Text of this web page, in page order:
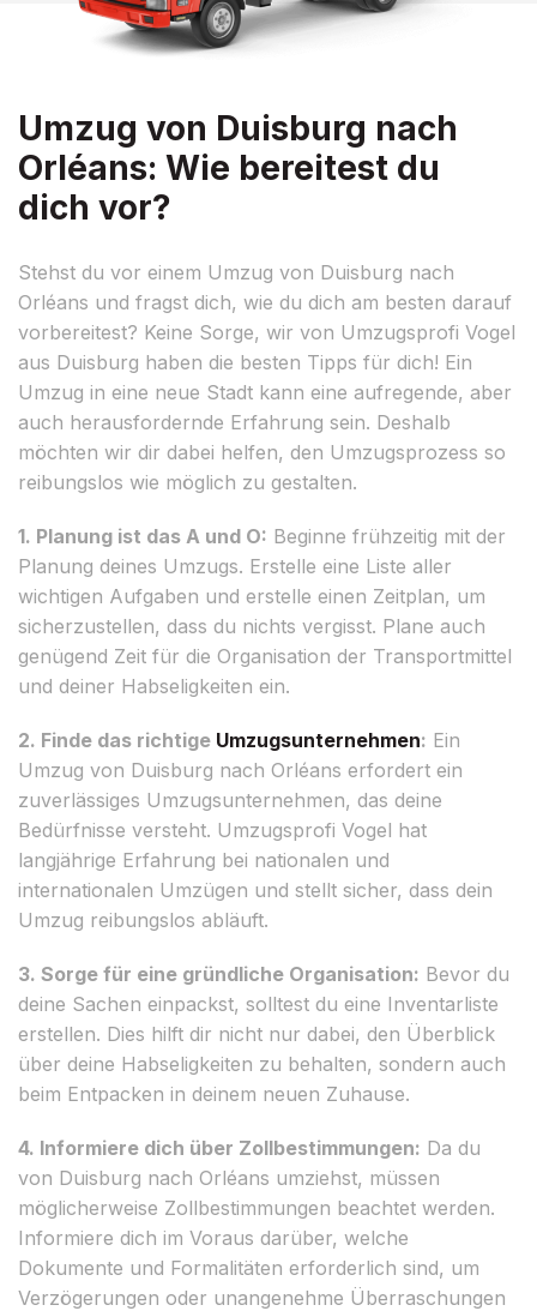
Umzug von Duisburg nach
Orléans: Wie bereitest du
dich vor?
Stehst du vor einem Umzug von Duisburg nach
Orléans und fragst dich, wie du dich am besten darauf
vorbereitest? Keine Sorge, wir von Umzugsprofi Vogel
aus Duisburg haben die besten Tipps für dich! Ein
Umzug in eine neue Stadt kann eine aufregende, aber
auch herausfordernde Erfahrung sein. Deshalb
möchten wir dir dabei helfen, den Umzugsprozess so
reibungslos wie möglich zu gestalten.
1. Planung ist das A und O: Beginne frühzeitig mit der
Planung deines Umzugs. Erstelle eine Liste aller
wichtigen Aufgaben und erstelle einen Zeitplan, um
sicherzustellen, dass du nichts vergisst. Plane auch
genügend Zeit für die Organisation der Transportmittel
und deiner Habseligkeiten ein.
2. Finde das richtige Umzugsunternehmen: Ein
Umzug von Duisburg nach Orléans erfordert ein
zuverlässiges Umzugsunternehmen, das deine
Bedürfnisse versteht. Umzugsprofi Vogel hat
langjährige Erfahrung bei nationalen und
internationalen Umzügen und stellt sicher, dass dein
Umzug reibungslos abläuft.
3. Sorge für eine gründliche Organisation: Bevor du
deine Sachen einpackst, solltest du eine Inventarliste
erstellen. Dies hilft dir nicht nur dabei, den Überblick
über deine Habseligkeiten zu behalten, sondern auch
beim Entpacken in deinem neuen Zuhause.
4. Informiere dich über Zollbestimmungen: Da du
von Duisburg nach Orléans umziehst, müssen
möglicherweise Zollbestimmungen beachtet werden.
Informiere dich im Voraus darüber, welche
Dokumente und Formalitäten erforderlich sind, um
Verzögerungen oder unangenehme Überraschungen